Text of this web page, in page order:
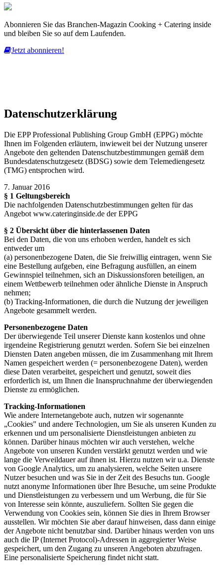
Abonnieren Sie das Branchen-Magazin Cooking + Catering inside
und bleiben Sie so auf dem Laufenden.
Jetzt abonnieren!
Datenschutzerklärung
Die EPP Professional Publishing Group GmbH (EPPG) möchte
Ihnen im Folgenden erläutern, inwieweit bei der Nutzung unserer
Angebote den geltenden Datenschutzbestimmungen gemäß dem
Bundesdatenschutzgesetz (BDSG) sowie dem Telemediengesetz
(TMG) entsprochen wird.
7. Januar 2016
§ 1 Geltungsbereich
Die nachfolgenden Datenschutzbestimmungen gelten für das
Angebot www.cateringinside.de der EPPG
§ 2 Übersicht über die hinterlassenen Daten
Bei den Daten, die von uns erhoben werden, handelt es sich
entweder um
(a) personenbezogene Daten, die Sie freiwillig eintragen, wenn Sie
eine Bestellung aufgeben, eine Befragung ausfüllen, an einem
Gewinnspiel teilnehmen, sich an Diskussionsforen beteiligen, an
einem Wettbewerb teilnehmen oder ähnliche Dienste in Anspruch
nehmen;
(b) Tracking-Informationen, die durch die Nutzung der jeweiligen
Angebote gesammelt werden.
Personenbezogene Daten
Der überwiegende Teil unserer Dienste kann kostenlos und ohne
irgendeine Registrierung genutzt werden. Sofern Sie bei einzelnen
Diensten Daten angeben müssen, die im Zusammenhang mit Ihrem
Namen gespeichert werden (= personenbezogene Daten), werden
diese Daten verarbeitet, gespeichert und genutzt, soweit dies
erforderlich ist, um Ihnen die Inanspruchnahme der überwiegenden
Dienste zu ermöglichen.
Tracking-Informationen
Wie andere Internetangebote auch, nutzen wir sogenannte
„Cookies" und andere Technologien, um Sie als unseren Kunden zu
erkennen und um personalisierte Dienstleistungen anbieten zu
können. Darüber hinaus möchten wir auch verstehen, welche
Angebote von unseren Kunden verstärkt genutzt werden und wie
lange die Verweildauer auf ihnen ist. Hierzu nutzen wir u.a. Dienste
von Google Analytics, um zu analysieren, welche Seiten unsere
Nutzer besuchen und was Sie in der Zeit des Besuchs tun. Google
nutzt anonyme Informationen über Ihre Besuche, um seine Produkte
und Dienstleistungen zu verbessern und um Werbung, die für Sie
von Interesse sein könnte, auszuliefern. Sollten Sie gegen die
Verwendung von Cookies sein, können Sie dies in Ihrem Browser
ausstellen. Wir möchten Sie aber darauf hinweisen, dass dann einige
der Angebote nicht benutzbar sind. Darüber hinaus werden von uns
auch die IP (Internet Protocol)-Adressen in aggregierter Weise
gespeichert, um den Zugang zu unseren Angeboten abzufragen.
Eine personalisierte Speicherung findet nicht statt.